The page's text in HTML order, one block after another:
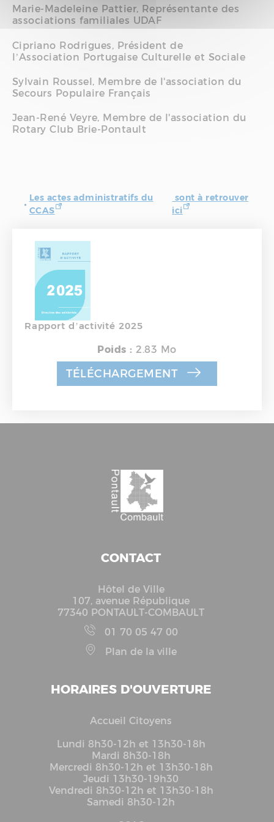
Marie-Madeleine Pattier, Représentante des
associations familiales UDAF
Cipriano Rodrigues, Président de
l’Association Portugaise Culturelle et Sociale
Sylvain Roussel, Membre de l'association du
Secours Populaire Français
Jean-René Veyre, Membre de l'association du
Rotary Club Brie-Pontault
Les actes administratifs du
CCAS
sont à retrouver
ici
Rapport d’activité 2025
Poids : 2.83 Mo
TÉLÉCHARGEMENT
CONTACT
Hôtel de Ville
107, avenue République
77340 PONTAULT-COMBAULT
01 70 05 47 00
Plan de la ville
HORAIRES D'OUVERTURE
Accueil Citoyens
Lundi 8h30-12h et 13h30-18h
Mardi 8h30-18h
Mercredi 8h30-12h et 13h30-18h
Jeudi 13h30-19h30
Vendredi 8h30-12h et 13h30-18h
Samedi 8h30-12h